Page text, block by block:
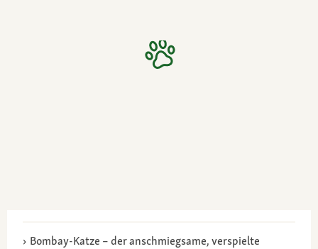
Bombay-Katze – der anschmiegsame, verspielte